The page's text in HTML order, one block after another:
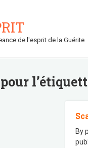
de l'esprit de la Guérite
By